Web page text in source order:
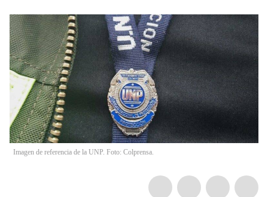
Imagen de referencia de la UNP. Foto: Colprensa.